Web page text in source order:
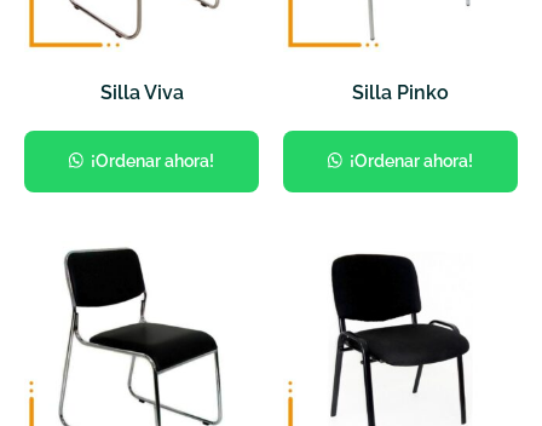
Silla Viva
¡Ordenar ahora!
Silla Pinko
¡Ordenar ahora!